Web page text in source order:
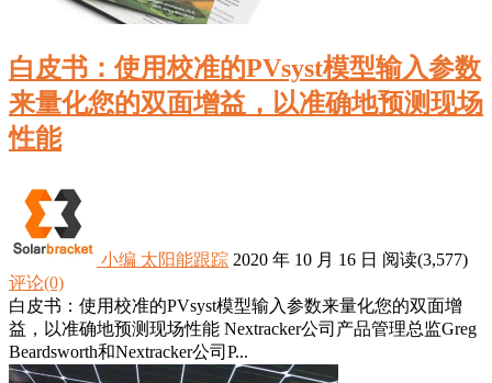
白皮书：使用校准的PVsyst模型输入参数
来量化您的双面增益，以准确地预测现场
性能
小编 太阳能跟踪 2020 年 10 月 16 日 阅读(3,577)
评论(0)
白皮书：使用校准的PVsyst模型输入参数来量化您的双面增
益，以准确地预测现场性能 Nextracker公司产品管理总监Greg
Beardsworth和Nextracker公司P...